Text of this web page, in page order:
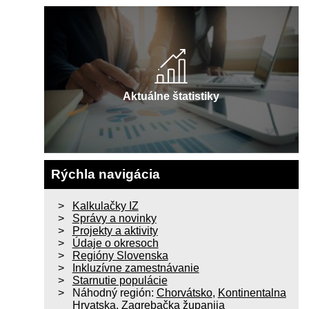
Aktuálne štatistiky
Rýchla navigácia
Kalkulačky IZ
Správy a novinky
Projekty a aktivity
Údaje o okresoch
Regióny Slovenska
Inkluzívne zamestnávanie
Starnutie populácie
Náhodný región: Chorvátsko, Kontinentalna
Hrvatska, Zagrebačka županija